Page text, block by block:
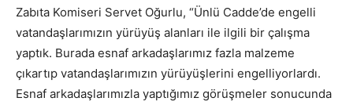
Zabıta Komiseri Servet Oğurlu, “Ünlü Cadde’de engelli
vatandaşlarımızın yürüyüş alanları ile ilgili bir çalışma
yaptık. Burada esnaf arkadaşlarımız fazla malzeme
çıkartıp vatandaşlarımızın yürüyüşlerini engelliyorlardı.
Esnaf arkadaşlarımızla yaptığımız görüşmeler sonucunda